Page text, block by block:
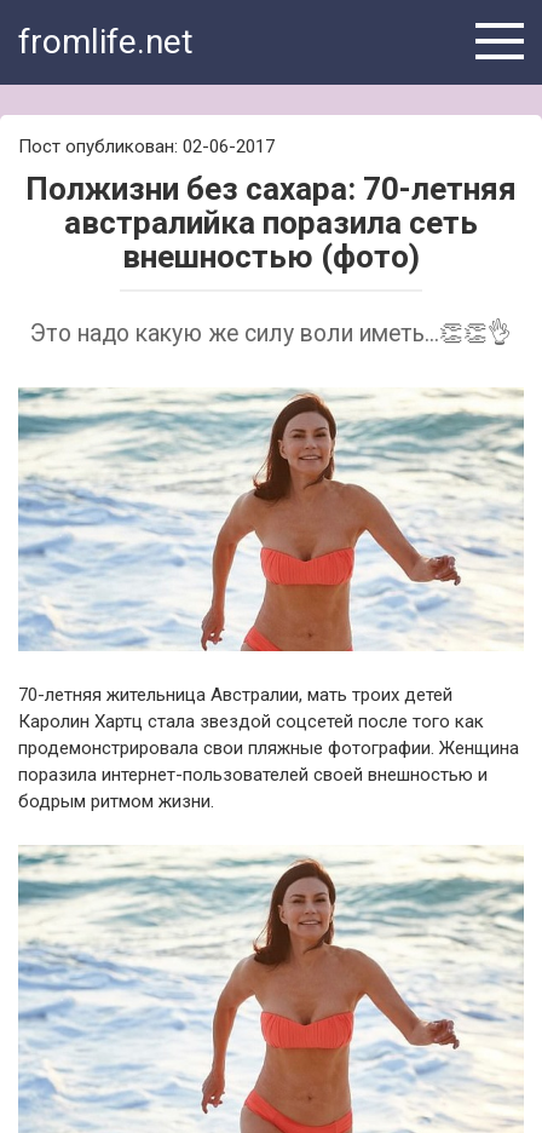
fromlife.net
Пост опубликован: 02-06-2017
Полжизни без сахара: 70-летняя
австралийка поразила сеть
внешностью (фото)
Это надо какую же силу воли иметь...👏👏👌
70-летняя жительница Австралии, мать троих детей
Каролин Хартц стала звездой соцсетей после того как
продемонстрировала свои пляжные фотографии. Женщина
поразила интернет-пользователей своей внешностью и
бодрым ритмом жизни.